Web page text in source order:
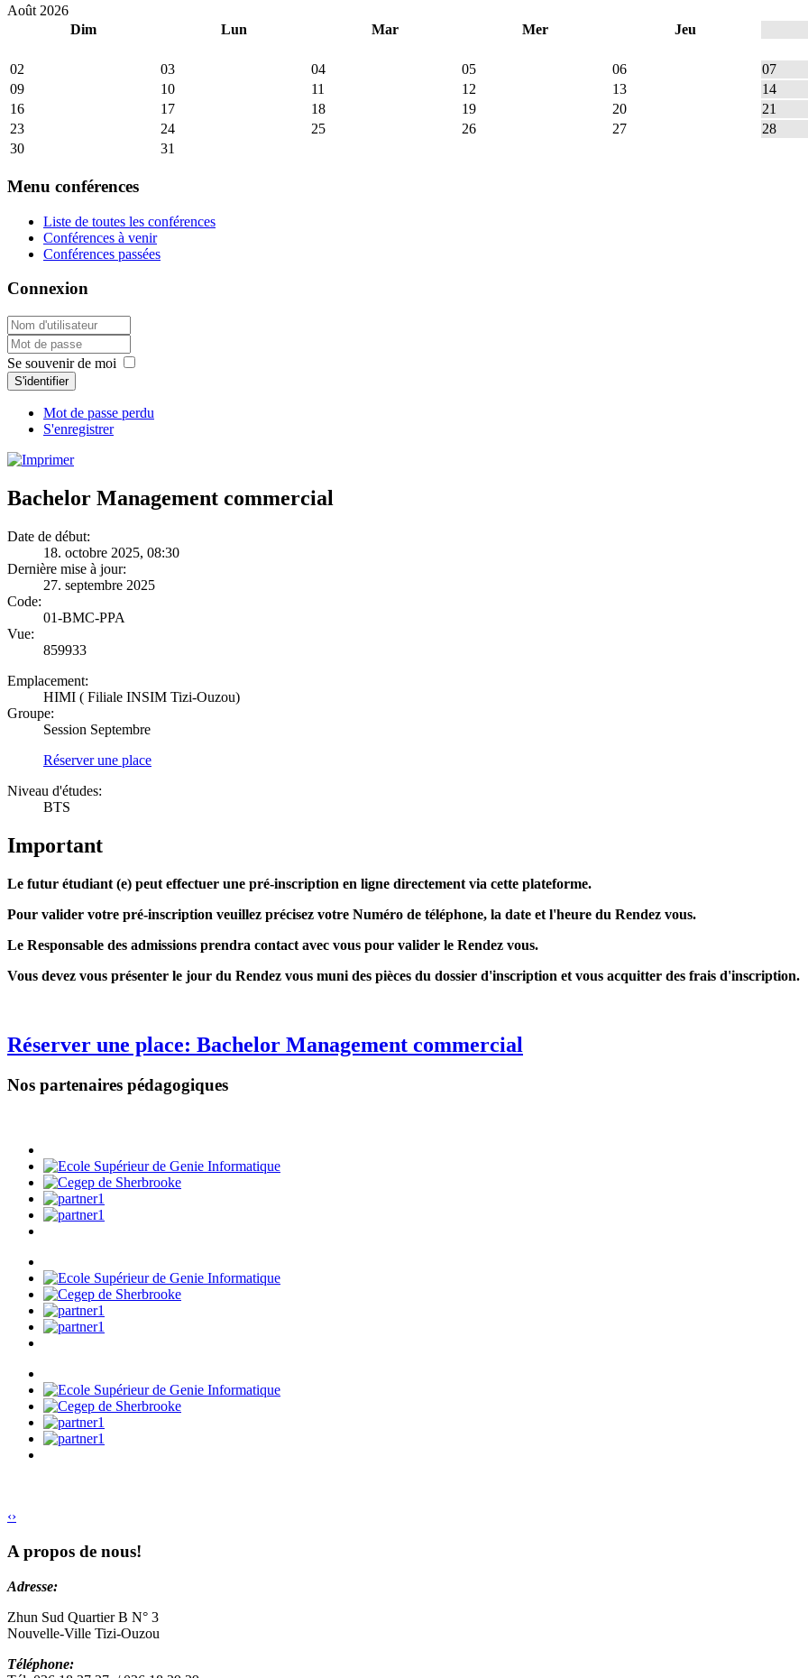
Août 2026
Dim
Lun Mar Mer Jeu
02
03 04 05 06 07
09
10 11 12 13 14
16
17 18 19 20 21
23
24 25 26 27 28
30
31
Menu conférences
Liste de toutes les conférences
Conférences à venir
Conférences passées
Connexion
Se souvenir de moi
S'identifier
Mot de passe perdu
S'enregistrer
Bachelor Management commercial
Date de début:
18. octobre 2025, 08:30
Dernière mise à jour:
27. septembre 2025
Code:
01-BMC-PPA
Vue:
859933
Emplacement:
HIMI ( Filiale INSIM Tizi-Ouzou)
Groupe:
Session Septembre
Réserver une place
Niveau d'études:
BTS
Important
Le futur étudiant (e) peut effectuer une pré-inscription en ligne directement via cette plateforme.
Pour valider votre pré-inscription veuillez précisez votre Numéro de téléphone, la date et l'heure du Rendez vous.
Le Responsable des admissions prendra contact avec vous pour valider le Rendez vous.
Vous devez vous présenter le jour du Rendez vous muni des pièces du dossier d'inscription et vous acquitter des frais d'inscription.
Réserver une place: Bachelor Management commercial
Nos partenaires pédagogiques
‹›
A propos de nous!
Adresse:
Zhun Sud Quartier B N° 3
Nouvelle-Ville Tizi-Ouzou
Téléphone: